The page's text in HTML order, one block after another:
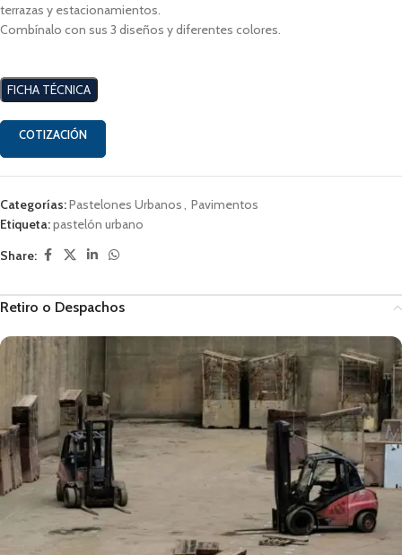
terrazas y estacionamientos.
Combínalo con sus 3 diseños y diferentes colores.
FICHA TÉCNICA
COTIZACIÓN
Categorías:Pastelones Urbanos, Pavimentos
Etiqueta:pastelón urbano
Share:
Retiro o Despachos